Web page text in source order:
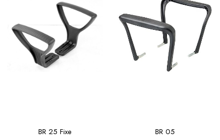
BR 25 Fixe BR 05